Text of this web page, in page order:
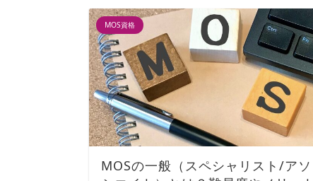
MOS資格
MOSの一般（スペシャリスト/アソ